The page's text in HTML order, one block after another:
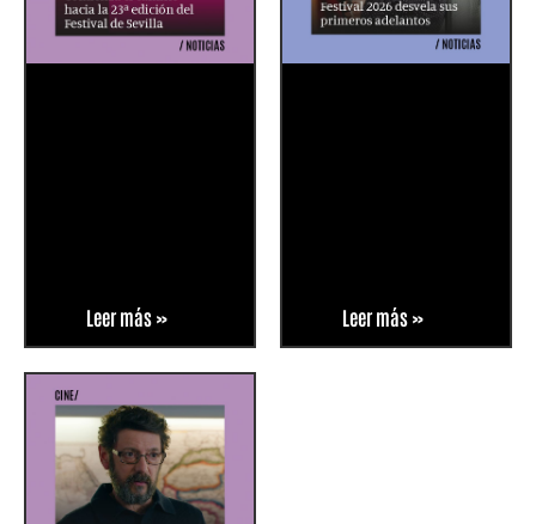
Leer más » Leer más »